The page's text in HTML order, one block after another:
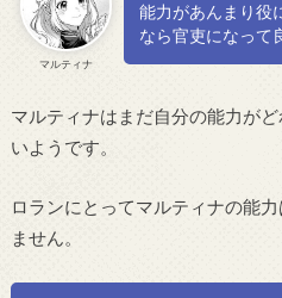
マルティナ
能力があんまり役
なら官吏になって
マルティナはまだ自分の能力が
いようです。
ロランにとってマルティナの能
ません。